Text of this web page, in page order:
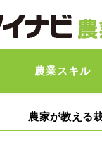
農業スキル
農家が教える